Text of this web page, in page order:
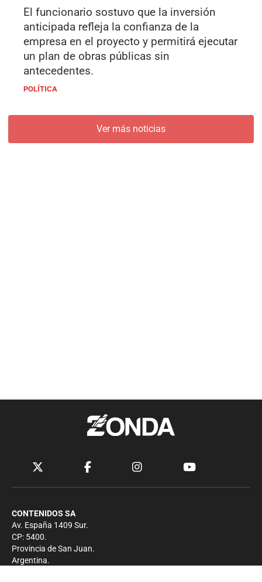
El funcionario sostuvo que la inversión
anticipada refleja la confianza de la
empresa en el proyecto y permitirá ejecutar
un plan de obras públicas sin
antecedentes.
POLÍTICA
Ver más noticias
CONTENIDOS SA
Av. España 1409 Sur.
CP: 5400.
Provincia de San Juan.
Argentina.